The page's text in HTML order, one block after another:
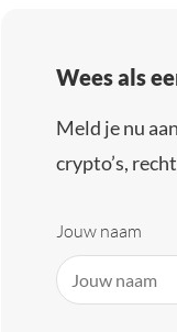
Wees als
Meld je nu
crypto’s,
Jouw naam